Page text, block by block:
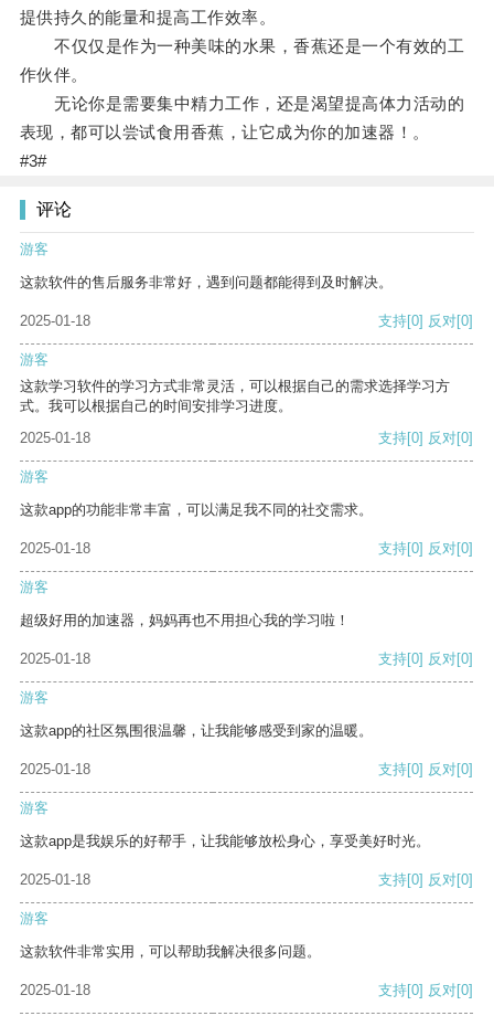
提供持久的能量和提高工作效率。
不仅仅是作为一种美味的水果，香蕉还是一个有效的工
作伙伴。
无论你是需要集中精力工作，还是渴望提高体力活动的
表现，都可以尝试食用香蕉，让它成为你的加速器！。
#3#
评论
游客
这款软件的售后服务非常好，遇到问题都能得到及时解决。
2025-01-18 支持[0] 反对[0]
游客
这款学习软件的学习方式非常灵活，可以根据自己的需求选择学习方
式。我可以根据自己的时间安排学习进度。
2025-01-18
支持[0] 反对[0]
游客
这款app的功能非常丰富，可以满足我不同的社交需求。
2025-01-18 支持[0] 反对[0]
游客
超级好用的加速器，妈妈再也不用担心我的学习啦！
2025-01-18 支持[0] 反对[0]
游客
这款app的社区氛围很温馨，让我能够感受到家的温暖。
2025-01-18 支持[0] 反对[0]
游客
这款app是我娱乐的好帮手，让我能够放松身心，享受美好时光。
2025-01-18 支持[0] 反对[0]
游客
这款软件非常实用，可以帮助我解决很多问题。
2025-01-18 支持[0] 反对[0]